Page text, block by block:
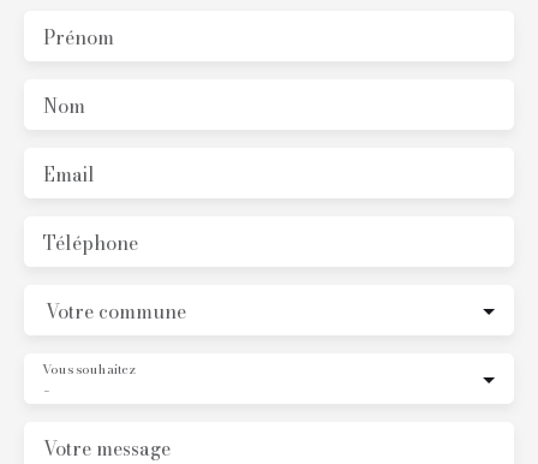
Prénom
Nom
Email
Téléphone
Votre commune
-
Vous souhaitez
Votre message